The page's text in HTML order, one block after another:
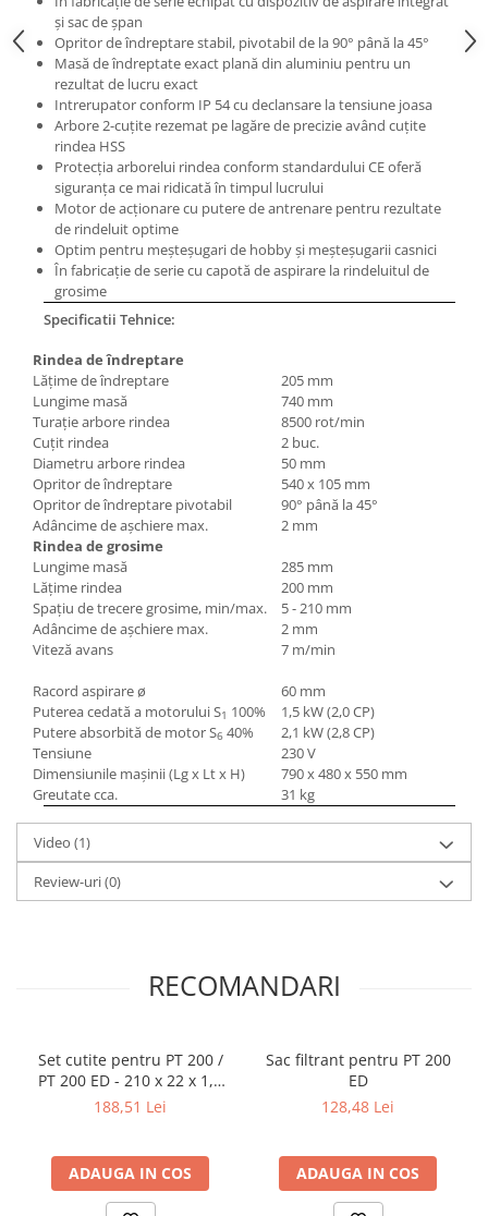
Masini electrice de filetat
Exhaustor pentru aschii metal
Masini de gaurit cu talpa
magnetica
Instalatii de spalare a pieselor
Lame de ferastrau cu varf din
carbura
Lame de ferăstrău cu acoperire
Panze de taiere cu banda verticala
Panze de taiere metal pentru
ferastraie
Roti de lustruit
Standuri pentru ferăstraie cu
bandă
Standuri pentru mașini de găurit și
frezat
Standuri pentru mașini de șlefuit
Standuri pentru strunguri metal
Unelte striere
şi sac de şpan
Opritor de îndreptare stabil, pivotabil de la 90° până la 45°
Masă de îndreptate exact plană din aluminiu pentru un
rezultat de lucru exact
Intrerupator conform IP 54 cu declansare la tensiune joasa
Arbore 2-cuţite rezemat pe lagăre de precizie având cuţite
rindea HSS
Protecţia arborelui rindea conform standardului CE oferă
siguranţa ce mai ridicată în timpul lucrului
Motor de acţionare cu putere de antrenare pentru rezultate
de rindeluit optime
Optim pentru meşteşugari de hobby şi meşteşugarii casnici
În fabricaţie de serie cu capotă de aspirare la rindeluitul de
grosime
Specificatii Tehnice:
Rindea de îndreptare
Lăţime de îndreptare
205 mm
Lungime masă
740 mm
Turaţie arbore rindea
8500 rot/min
Cuţit rindea
2 buc.
Diametru arbore rindea
50 mm
Opritor de îndreptare
540 x 105 mm
Opritor de îndreptare pivotabil
90° până la 45°
Adâncime de aşchiere max.
2 mm
Rindea de grosime
Lungime masă
285 mm
Lăţime rindea
200 mm
Spaţiu de trecere grosime, min/max.
5 - 210 mm
Adâncime de aşchiere max.
2 mm
Viteză avans
7 m/min
Racord aspirare ø
60 mm
Puterea cedată a motorului S1 100%
1,5 kW (2,0 CP)
Putere absorbită de motor S6 40%
2,1 kW (2,8 CP)
Tensiune
230 V
Dimensiunile maşinii (Lg x Lt x H)
790 x 480 x 550 mm
Greutate cca.
31 kg
Video (1)
Review-uri(0)
RECOMANDARI
Set cutite pentru PT 200 /
PT 200 ED - 210 x 22 x 1,8
mm
188,51 Lei
ADAUGA IN COS
Sac filtrant pentru PT 200
ED
128,48 Lei
ADAUGA IN COS